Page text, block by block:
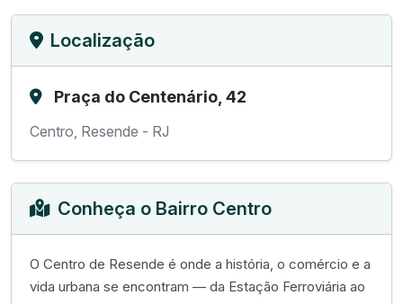
Localização
Praça do Centenário, 42
Centro, Resende - RJ
Conheça o Bairro Centro
O Centro de Resende é onde a história, o comércio e a
vida urbana se encontram — da Estação Ferroviária ao